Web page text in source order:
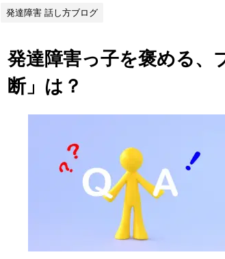
発達障害 話し方ブログ
発達障害っ子を褒める、
断」は？